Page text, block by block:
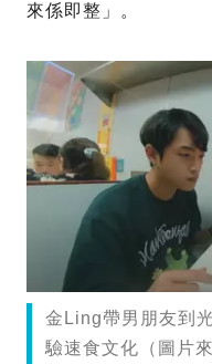
來係即整」。
金Ling帶男朋友到
驗速食文化（圖片